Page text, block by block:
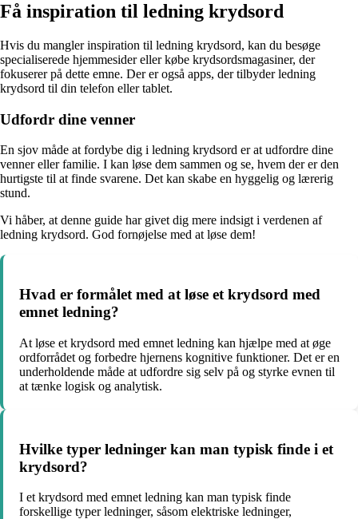
Få inspiration til ledning krydsord
Hvis du mangler inspiration til ledning krydsord, kan du besøge
specialiserede hjemmesider eller købe krydsordsmagasiner, der
fokuserer på dette emne. Der er også apps, der tilbyder ledning
krydsord til din telefon eller tablet.
Udfordr dine venner
En sjov måde at fordybe dig i ledning krydsord er at udfordre dine
venner eller familie. I kan løse dem sammen og se, hvem der er den
hurtigste til at finde svarene. Det kan skabe en hyggelig og lærerig
stund.
Vi håber, at denne guide har givet dig mere indsigt i verdenen af
ledning krydsord. God fornøjelse med at løse dem!
Hvad er formålet med at løse et krydsord med
emnet ledning?
At løse et krydsord med emnet ledning kan hjælpe med at øge
ordforrådet og forbedre hjernens kognitive funktioner. Det er en
underholdende måde at udfordre sig selv på og styrke evnen til
at tænke logisk og analytisk.
Hvilke typer ledninger kan man typisk finde i et
krydsord?
I et krydsord med emnet ledning kan man typisk finde
forskellige typer ledninger, såsom elektriske ledninger,